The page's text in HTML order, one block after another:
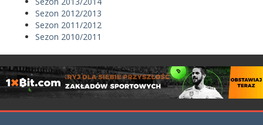
Sezon 2012/2013
Sezon 2011/2012
Sezon 2010/2011